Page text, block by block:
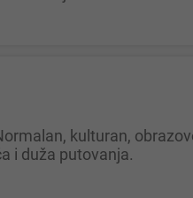
i duža putovanja.